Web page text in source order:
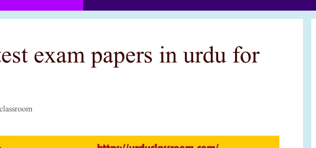
exam papers in urdu for